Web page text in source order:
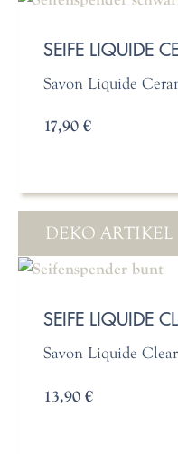
SEIFE LIQUIDE
Savon Liquide
17,90 €
DEKO ARTIKEL
SEIFE LIQUIDE
Savon Liquide
13,90 €